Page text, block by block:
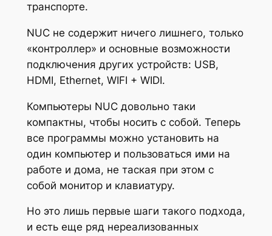
транспорте.
NUC не содержит ничего лишнего, только
«контроллер» и основные возможности
подключения других устройств: USB,
HDMI, Ethernet, WIFI + WIDI.
Компьютеры NUC довольно таки
компактны, чтобы носить с собой. Теперь
все программы можно установить на
один компьютер и пользоваться ими на
работе и дома, не таская при этом с
собой монитор и клавиатуру.
Но это лишь первые шаги такого подхода,
и есть еще ряд нереализованных